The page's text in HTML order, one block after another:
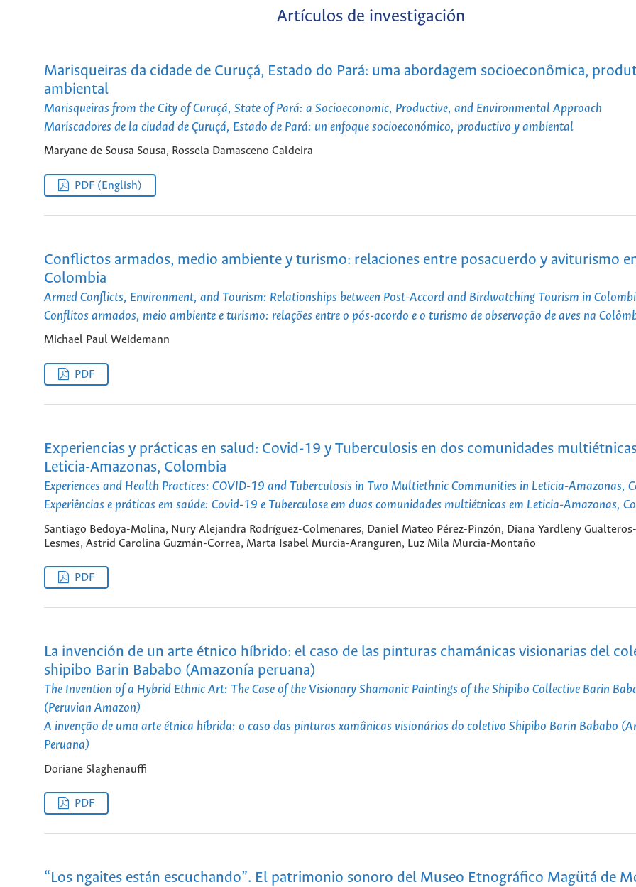
Artículos de investigación
Marisqueiras da cidade de Curuçá, Estado do Pará: uma abordagem socioeconômica,
ambiental
Marisqueiras from the City of Curuçá, State of Pará: a Socioeconomic, Productive, and Environmental Approach
Mariscadores de la ciudad de Çuruçá, Estado de Pará: un enfoque socioeconómico, productivo y ambiental
Maryane de Sousa Sousa, Rossela Damasceno Caldeira
PDF (English)
Conflictos armados, medio ambiente y turismo: relaciones entre posacuerdo y aviturismo
Colombia
Armed Conflicts, Environment, and Tourism: Relationships between Post-Accord and Birdwatching Tourism in
Conflitos armados, meio ambiente e turismo: relações entre o pós-acordo e o turismo de observação de aves na
Michael Paul Weidemann
PDF
Experiencias y prácticas en salud: Covid-19 y Tuberculosis en dos comunidades
Leticia-Amazonas, Colombia
Experiences and Health Practices: COVID-19 and Tuberculosis in Two Multiethnic Communities in Leticia-Amazonas,
Experiências e práticas em saúde: Covid-19 e Tuberculose em duas comunidades multiétnicas em Leticia-Amazonas,
Santiago Bedoya-Molina, Nury Alejandra Rodríguez-Colmenares, Daniel Mateo Pérez-Pinzón, Diana Yardleny Gualteros-
Lesmes, Astrid Carolina Guzmán-Correa, Marta Isabel Murcia-Aranguren, Luz Mila Murcia-Montaño
PDF
La invención de un arte étnico híbrido: el caso de las pinturas chamánicas visionarias del
shipibo Barin Bababo (Amazonía peruana)
The Invention of a Hybrid Ethnic Art: The Case of the Visionary Shamanic Paintings of the Shipibo Collective Barin
(Peruvian Amazon)
A invenção de uma arte étnica híbrida: o caso das pinturas xamânicas visionárias do coletivo Shipibo Barin Bababo
Peruana)
Doriane Slaghenauffi
PDF
“Los ngaites están escuchando”. El patrimonio sonoro del Museo Etnográfico Magütá de